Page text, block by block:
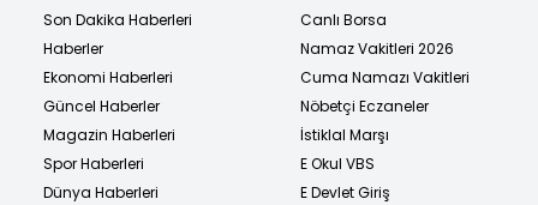
Son Dakika Haberleri
Haberler
Ekonomi Haberleri
Güncel Haberler
Magazin Haberleri
Spor Haberleri
Dünya Haberleri
Canlı Borsa
Namaz Vakitleri 2026
Cuma Namazı Vakitleri
Nöbetçi Eczaneler
İstiklal Marşı
E Okul VBS
E Devlet Giriş